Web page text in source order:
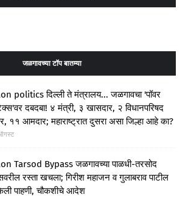
जळगावच्या टॉप बातम्या
politics दिल्ली ते मंत्रालय... जळगावचा 'पॉवर
दबदबा! ४ मंत्री, ३ खासदार, २ विधानपरिषद
११ आमदार; महाराष्ट्रात दुसरा असा जिल्हा आहे का?
Tarsod Bypass जळगावच्या पाळधी-तरसोद
रस्ता खचला; गिरीश महाजन व गुलाबराव पाटील
पाहणी, चौकशीचे आदेश